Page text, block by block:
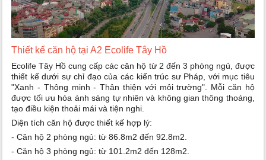
Thiết kế căn hộ tại A2 Ecolife Tây Hồ
Ecolife Tây Hồ cung cấp các căn hộ từ 2 đến 3 phòng ngủ, được
thiết kế dưới sự chỉ đạo của các kiến trúc sư Pháp, với mục tiêu
"Xanh - Thông minh - Thân thiện với môi trường". Mỗi căn hộ
được tối ưu hóa ánh sáng tự nhiên và không gian thông thoáng,
tạo điều kiện thoải mái và tiện nghi.
Diện tích căn hộ được thiết kế hợp lý:
- Căn hộ 2 phòng ngủ: từ 86.8m2 đến 92.8m2.
- Căn hộ 3 phòng ngủ: từ 101.2m2 đến 128m2.